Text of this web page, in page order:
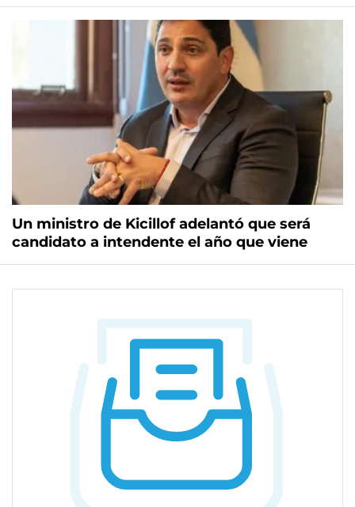
Un ministro de Kicillof adelantó que será
candidato a intendente el año que viene